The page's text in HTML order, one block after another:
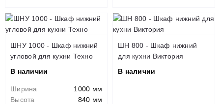
ШНУ 1000 - Шкаф нижний
угловой для кухни Техно
В наличии
Ширина
1000 мм
Высота
840 мм
ШН 800 - Шкаф нижний
для кухни Виктория
В наличии